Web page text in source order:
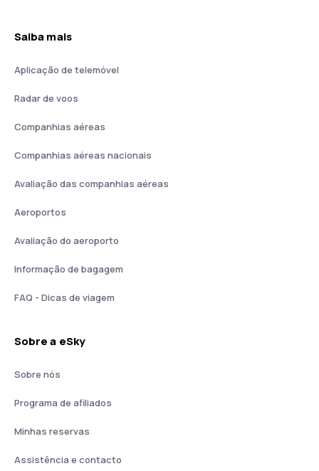
Saiba mais
Aplicação de telemóvel
Radar de voos
Companhias aéreas
Companhias aéreas nacionais
Avaliação das companhias aéreas
Aeroportos
Avaliação do aeroporto
Informação de bagagem
FAQ - Dicas de viagem
Sobre a eSky
Sobre nós
Programa de afiliados
Minhas reservas
Assistência e contacto